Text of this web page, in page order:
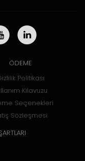
ÖDEME
Politikası
Kılavuzu
Seçenekleri
Sözleşmesi